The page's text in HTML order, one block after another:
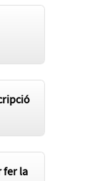
fer la